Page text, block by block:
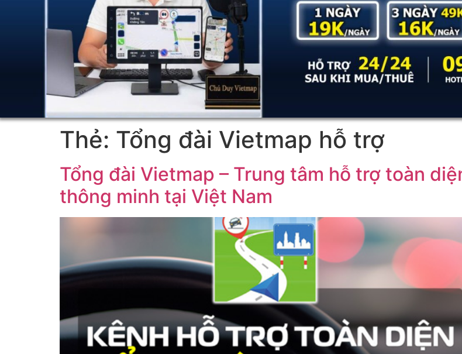
Thẻ: Tổng đài Vietmap hỗ trợ
Tổng đài Vietmap – Trung tâm hỗ trợ toàn
thông minh tại Việt Nam